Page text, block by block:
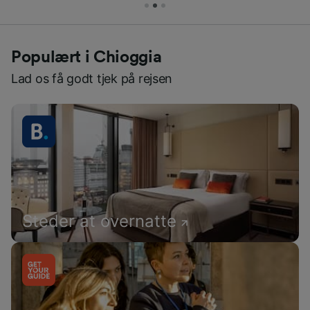
Populært i Chioggia
Lad os få godt tjek på rejsen
Steder at overnatte